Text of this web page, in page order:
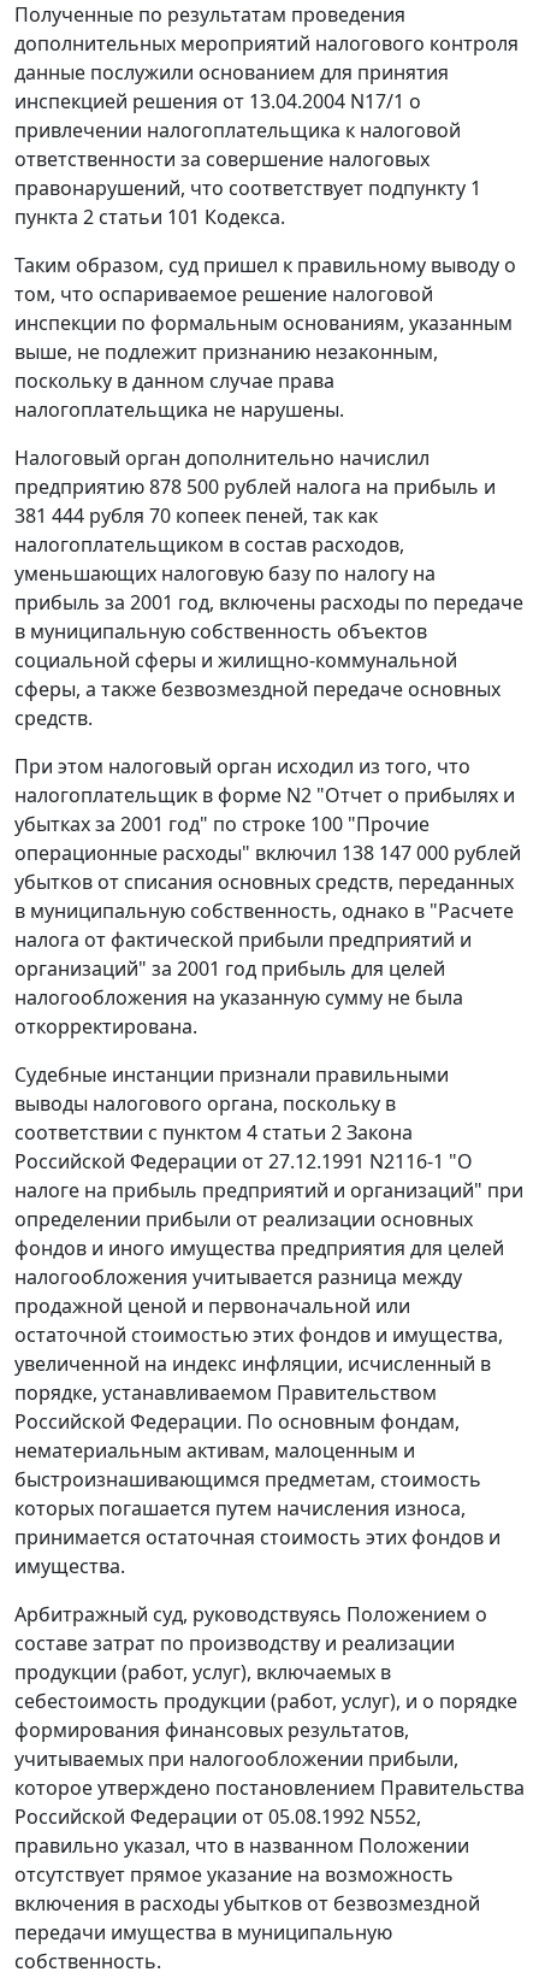
Полученные по результатам проведения
дополнительных мероприятий налогового контроля
данные послужили основанием для принятия
инспекцией решения от 13.04.2004 N17/1 о
привлечении налогоплательщика к налоговой
ответственности за совершение налоговых
правонарушений, что соответствует подпункту 1
пункта 2 статьи 101 Кодекса.
Таким образом, суд пришел к правильному выводу о
том, что оспариваемое решение налоговой
инспекции по формальным основаниям, указанным
выше, не подлежит признанию незаконным,
поскольку в данном случае права
налогоплательщика не нарушены.
Налоговый орган дополнительно начислил
предприятию 878 500 рублей налога на прибыль и
381 444 рубля 70 копеек пеней, так как
налогоплательщиком в состав расходов,
уменьшающих налоговую базу по налогу на
прибыль за 2001 год, включены расходы по передаче
в муниципальную собственность объектов
социальной сферы и жилищно-коммунальной
сферы, а также безвозмездной передаче основных
средств.
При этом налоговый орган исходил из того, что
налогоплательщик в форме N2 "Отчет о прибылях и
убытках за 2001 год" по строке 100 "Прочие
операционные расходы" включил 138 147 000 рублей
убытков от списания основных средств, переданных
в муниципальную собственность, однако в "Расчете
налога от фактической прибыли предприятий и
организаций" за 2001 год прибыль для целей
налогообложения на указанную сумму не была
откорректирована.
Судебные инстанции признали правильными
выводы налогового органа, поскольку в
соответствии с пунктом 4 статьи 2Закона
Российской Федерации от 27.12.1991 N2116-1 "О
налоге на прибыль предприятий и организаций" при
определении прибыли от реализации основных
фондов и иного имущества предприятия для целей
налогообложения учитывается разница между
продажной ценой и первоначальной или
остаточной стоимостью этих фондов и имущества,
увеличенной на индекс инфляции, исчисленный в
порядке, устанавливаемом Правительством
Российской Федерации. По основным фондам,
нематериальным активам, малоценным и
быстроизнашивающимся предметам, стоимость
которых погашается путем начисления износа,
принимается остаточная стоимость этих фондов и
имущества.
Арбитражный суд, руководствуясь Положением о
составе затрат по производству и реализации
продукции (работ, услуг), включаемых в
себестоимость продукции (работ, услуг), и о порядке
формирования финансовых результатов,
учитываемых при налогообложении прибыли,
которое утверждено постановлением Правительства
Российской Федерации от 05.08.1992 N552,
правильно указал, что в названном Положении
отсутствует прямое указание на возможность
включения в расходы убытков от безвозмездной
передачи имущества в муниципальную
собственность.